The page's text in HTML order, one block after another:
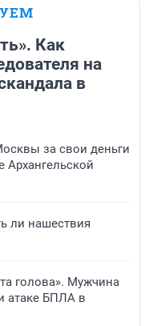
Как
на
в
за свои деньги
Архангельской
ли нашествия
голова». Мужчина
атаке БПЛА в